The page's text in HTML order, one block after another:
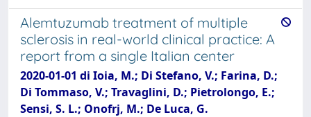
Alemtuzumab treatment of multiple
sclerosis in real-world clinical practice: A
report from a single Italian center
2020-01-01 di Ioia, M.; Di Stefano, V.; Farina, D.;
Di Tommaso, V.; Travaglini, D.; Pietrolongo, E.;
Sensi, S. L.; Onofrj, M.; De Luca, G.